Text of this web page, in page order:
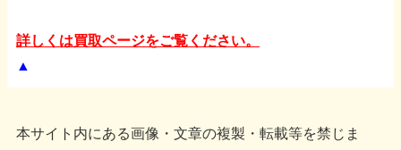
詳しくは買取ページをご覧ください。
▲
本サイト内にある画像・文章の複製・転載等を禁じま